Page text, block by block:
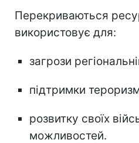
Перекриваються
використовує для:
загрози
підтримки
розвитку своїх
можливостей.